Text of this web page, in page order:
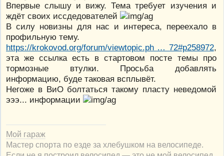
Впервые слышу и вижу. Тема требует изучения и
ждёт своих иссдедователей
В силу новизны для нас и интереса, переехало в
профильную тему.
https://krokovod.org/forum/viewtopic.ph … 72#p258972,
эта же ссылка есть в стартовом посте темы про
тормозные втулки. Просьба добавлять
информацию, буде таковая всплывёт.
Негоже в ВиО болтаться такому пласту неведомой
эээ... информации
Мой гараж
Мастер спорта по езде за хлебушком на велосипеде.